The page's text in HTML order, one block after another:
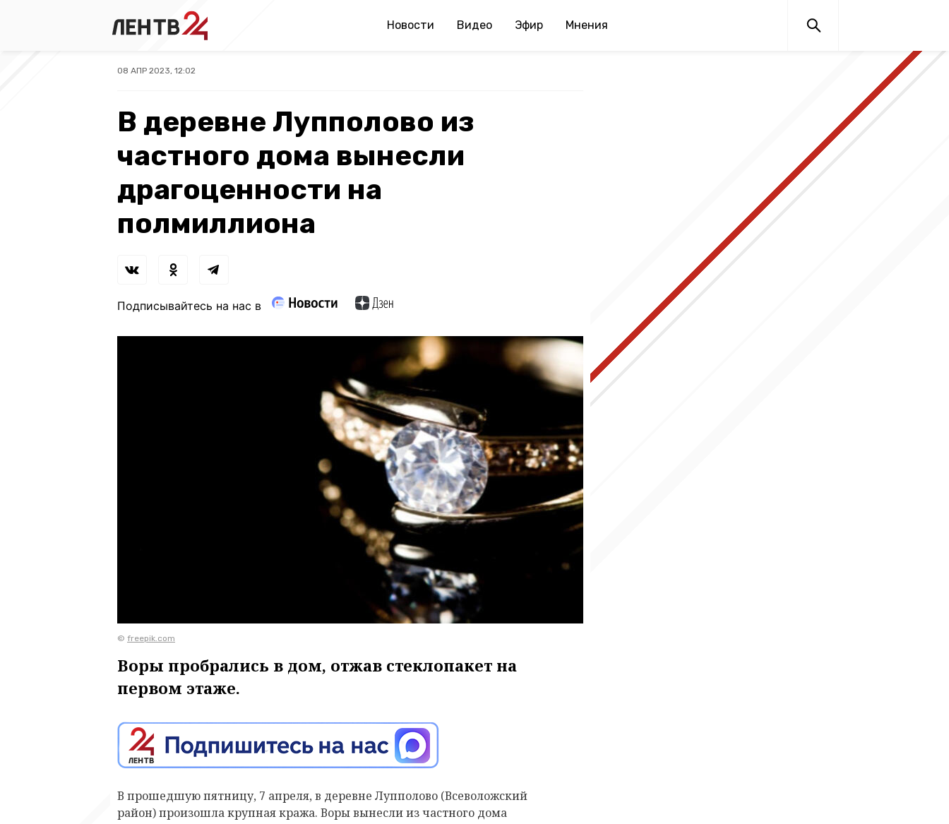
Новости Видео Эфир Мнения
08 АПР 2023, 12:02
В деревне Лупполово из
частного дома вынесли
драгоценности на
полмиллиона
Подписывайтесь на нас в
© freepik.com
Воры пробрались в дом, отжав стеклопакет на
первом этаже.
В прошедшую пятницу, 7 апреля, в деревне Лупполово (Всеволожский
район) произошла крупная кража. Воры вынесли из частного дома